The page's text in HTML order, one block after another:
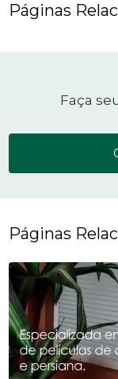
Páginas
Faça
Páginas